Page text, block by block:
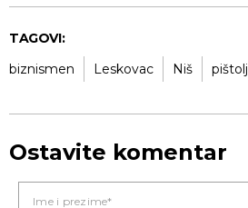
TAGOVI:
biznismen
Leskovac Niš pištolj
Ostavite komentar